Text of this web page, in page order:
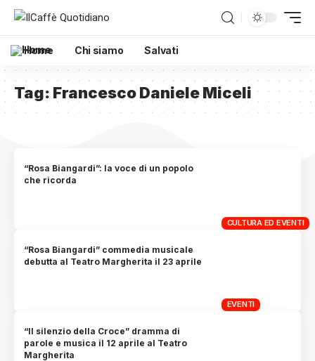
Home Chi siamo Salvati
Tag: Francesco Daniele Miceli
CULTURA ED EVENTI
“Rosa Biangardi”: la voce di un popolo
che ricorda
EVENTI
“Rosa Biangardi” commedia musicale
debutta al Teatro Margherita il 23 aprile
“Il silenzio della Croce” dramma di
parole e musica il 12 aprile al Teatro
Margherita